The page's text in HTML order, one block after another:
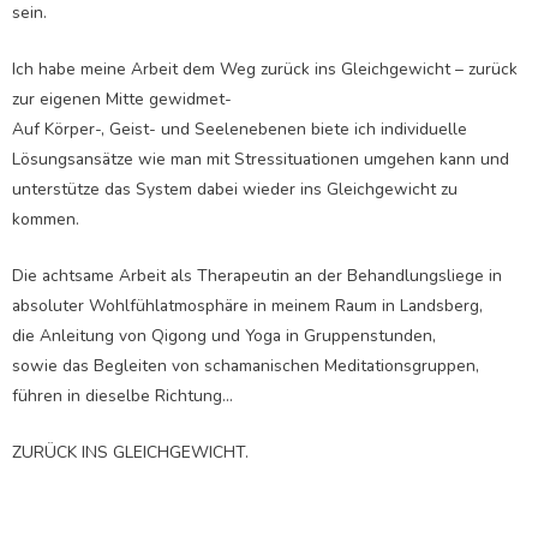
sein.
Ich habe meine Arbeit dem Weg zurück ins Gleichgewicht – zurück
zur eigenen Mitte gewidmet-
Auf Körper-, Geist- und Seelenebenen biete ich individuelle
Lösungsansätze wie man mit Stressituationen umgehen kann und
unterstütze das System dabei wieder ins Gleichgewicht zu
kommen.
Die achtsame Arbeit als Therapeutin an der Behandlungsliege in
absoluter Wohlfühlatmosphäre in meinem Raum in Landsberg,
die Anleitung von Qigong und Yoga in Gruppenstunden,
sowie das Begleiten von schamanischen Meditationsgruppen,
führen in dieselbe Richtung…
ZURÜCK INS GLEICHGEWICHT.